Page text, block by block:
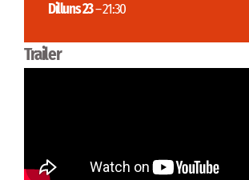
Dilluns 23– 21:30
Trailer